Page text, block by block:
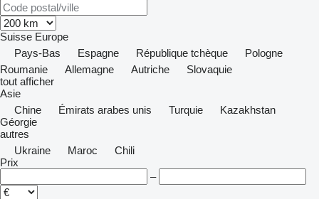
Suisse Europe
Pays-Bas
Espagne République tchèque
Pologne
Roumanie
Allemagne Autriche
Slovaquie
tout afficher
Asie
Chine
Émirats arabes unis Turquie
Kazakhstan
Géorgie
autres
Ukraine
Maroc
Chili
Prix
–